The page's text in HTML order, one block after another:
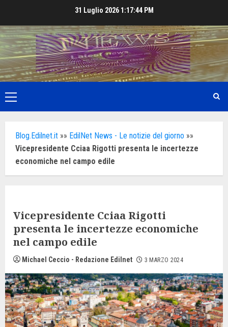
content
31 Luglio 2026 1:17:46 PM
Primary
Menu
Blog.Edilnet.it »» EdilNet News - Le notizie del giorno »»
Vicepresidente Cciaa Rigotti presenta le incertezze
economiche nel campo edile
Vicepresidente Cciaa Rigotti
presenta le incertezze economiche
nel campo edile
Michael Ceccio - Redazione Edilnet 3 MARZO 2024